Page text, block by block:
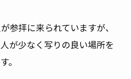
参拝に来られていますが、
が少なく写りの良い場所を
。